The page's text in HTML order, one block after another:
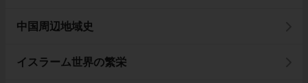
中国周辺地域史
イスラーム世界の繁栄